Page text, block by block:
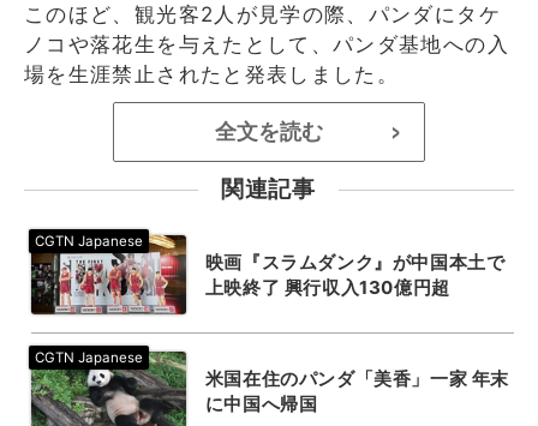
このほど、観光客2人が見学の際、パンダにタケ
ノコや落花生を与えたとして、パンダ基地への入
場を生涯禁止されたと発表しました。
全文を読む >
関連記事
映画『スラムダンク』が中国本土で
上映終了 興行収入130億円超
米国在住のパンダ「美香」一家 年末
に中国へ帰国